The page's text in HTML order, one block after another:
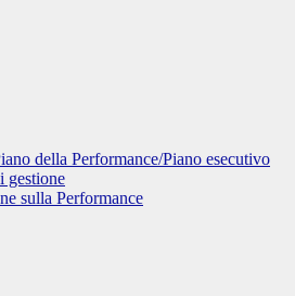
della Performance/Piano esecutivo
gestione
sulla Performance